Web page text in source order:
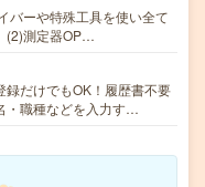
バーや特殊工具を使い全て
(2)測定器OP…
だけでもOK！履歴書不要
・職種などを入力す…